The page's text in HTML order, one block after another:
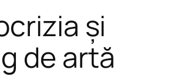
și
de artă